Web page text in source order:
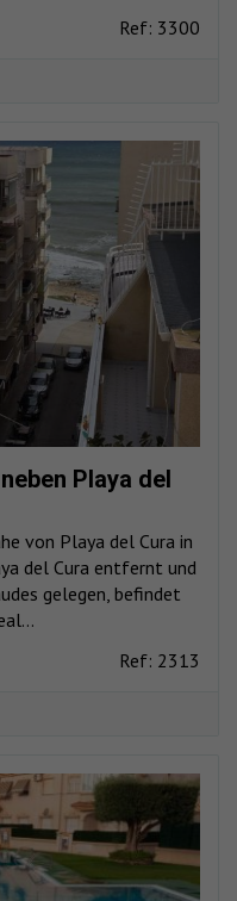
Ref: 3300
Playa del
von Playa del Cura in
del Cura entfernt und
gelegen, befindet
Ref: 2313